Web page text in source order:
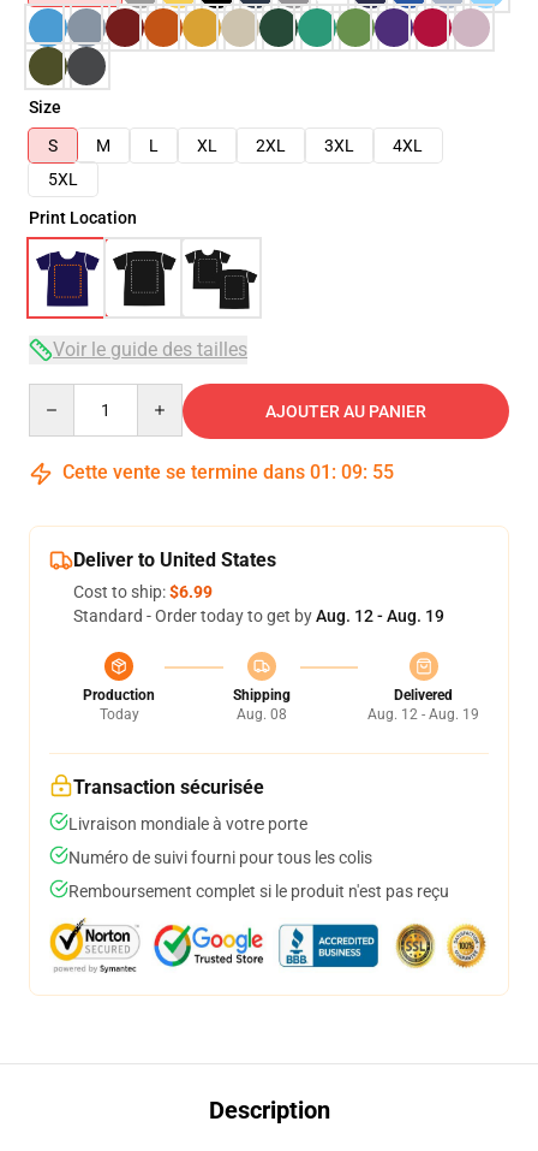
Size
S
M L XL 2XL 3XL
4XL
5XL
Print Location
Voir le guide des tailles
AJOUTER AU PANIER
Cette vente se termine dans 01 : 09: 54
Deliver to United States
Cost to ship:$6.99
Standard - Order today to get byAug. 12 - Aug. 19
Production
Today
Shipping
Aug. 08
Delivered
Aug. 12 - Aug. 19
Transaction sécurisée
Livraison mondiale à votre porte
Numéro de suivi fourni pour tous les colis
Remboursement complet si le produit n'est pas reçu
Description